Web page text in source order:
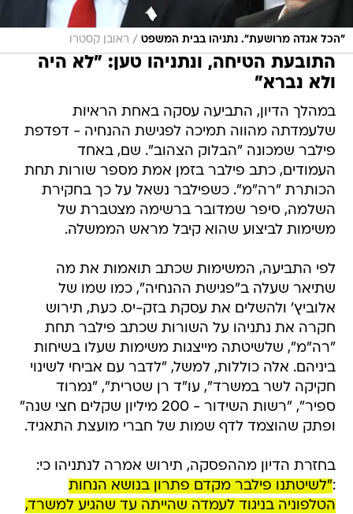
"הכל אגדה מרושעת". נתניהו בבית המשפט / ראובן קסטרו
התובעת הטיחה, ונתניהו טען: "לא היה
ולא נברא"
במהלך הדיון, התביעה עסקה באחת הראיות
שלעמדתה מהווה תמיכה לפגישת ההנחיה - דפדפת
פילבר שמכונה "הבלוק הצהוב". שם, באחד
העמודים, כתב פילבר בזמן אמת מספר שורות תחת
הכותרת "רה"מ". כשפילבר נשאל על כך בחקירת
השלמה, סיפר שמדובר ברשימה מצטברת של
משימות לביצוע שהוא קיבל מראש הממשלה.
לפי התביעה, המשימות שכתב תואמות את מה
שתיאר שעלה ב"פגישת ההנחיה", כמו שמו של
אלוביץ' ולהשלים את עסקת בזק-יס. כעת, תירוש
חקרה את נתניהו על השורות שכתב פילבר תחת
"רה"מ", שלשיטתה מייצגות משימות שעלו בשיחות
ביניהם. אלה כוללות, למשל, "לדבר עם אביחי לשינוי
חקיקה לשר במשרד", עו"ד רן שטרית", "נמרוד
ספיר", "רשות השידור - 200 מיליון שקלים חצי שנה"
ופתק שהוצמד לדף שמות של חברי מועצת התאגיד.
בחזרת הדיון מההפסקה, תירוש אמרה לנתניהו כי:
:"לשיטתנו פילבר מקדם פתרון בנושא הנחות
הטלפוניה בניגוד לעמדה שהייתה עד שהגיע למשרד,